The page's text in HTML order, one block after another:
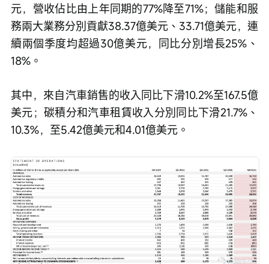
元，營收佔比由上年同期的77%降至71%；儲能和服
務兩大業務分別貢獻38.37億美元、33.71億美元，連
續兩個季度均超過30億美元，同比分別增長25%、
18%。
其中，來自汽車銷售的收入同比下滑10.2%至167.5億
美元；碳積分和汽車租賃收入分別同比下滑21.7%、
10.3%，至5.42億美元和4.01億美元。